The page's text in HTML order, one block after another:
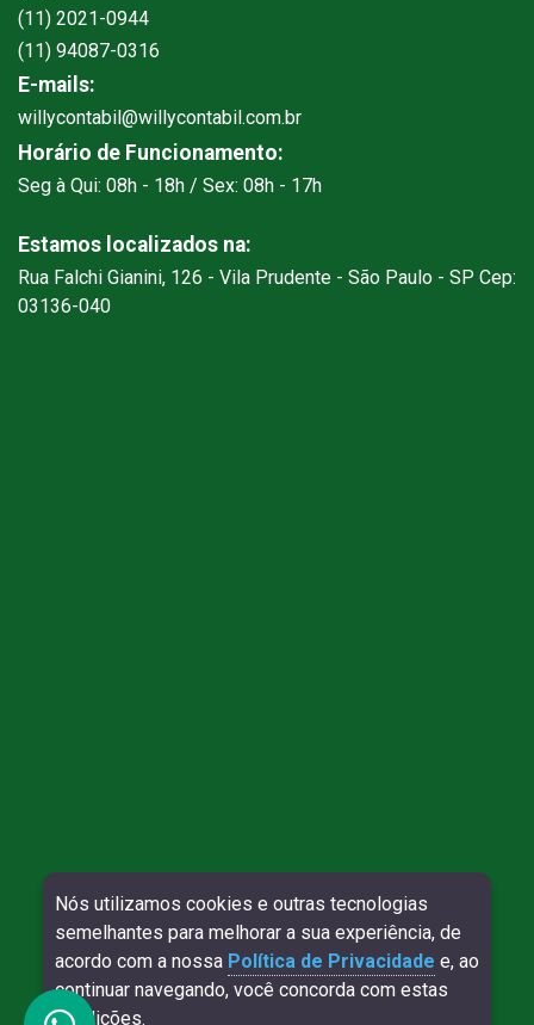
(11) 2021-0944
(11) 94087-0316
E-mails:
willycontabil@willycontabil.com.br
Horário de Funcionamento:
Seg à Qui: 08h - 18h / Sex: 08h - 17h
Estamos localizados na:
Rua Falchi Gianini, 126 - Vila Prudente - São Paulo - SP Cep:
03136-040
Direitos reservados à Willy Contábil - 2026
DESENVOLVIMENTO: SITE VERIFICADO:
Nós utilizamos cookies e outras tecnologias
semelhantes para melhorar a sua experiência, de
acordo com a nossa Política de Privacidade e, ao
continuar navegando, você concorda com estas
condições.